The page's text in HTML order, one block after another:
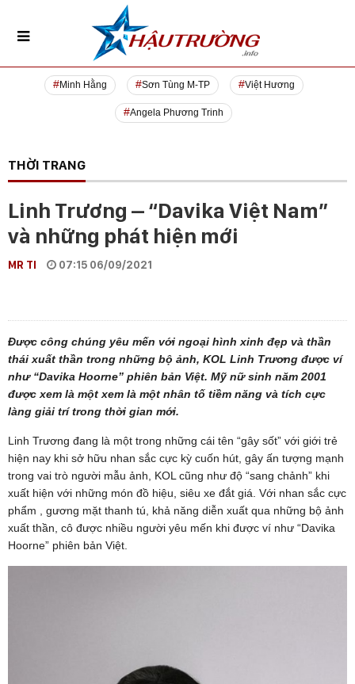
Minh Hằng Sơn Tùng M-TP Việt Hương
Angela Phương Trinh
THỜI TRANG
Linh Trương – “Davika Việt Nam”
và những phát hiện mới
MR TI 07:15 06/09/2021
Được công chúng yêu mến với ngoại hình xinh đẹp và thần
thái xuất thần trong những bộ ảnh, KOL Linh Trương được ví
như “Davika Hoorne” phiên bản Việt. Mỹ nữ sinh năm 2001
được xem là một xem là một nhân tố tiềm năng và tích cực
làng giải trí trong thời gian mới.
Linh Trương đang là một trong những cái tên “gây sốt” với giới trẻ
hiện nay khi sở hữu nhan sắc cực kỳ cuốn hút, gây ấn tượng mạnh
trong vai trò người mẫu ảnh, KOL cũng như độ “sang chảnh” khi
xuất hiện với những món đồ hiệu, siêu xe đắt giá. Với nhan sắc cực
phẩm , gương mặt thanh tú, khả năng diễn xuất qua những bộ ảnh
xuất thần, cô được nhiều người yêu mến khi được ví như “Davika
Hoorne” phiên bản Việt.